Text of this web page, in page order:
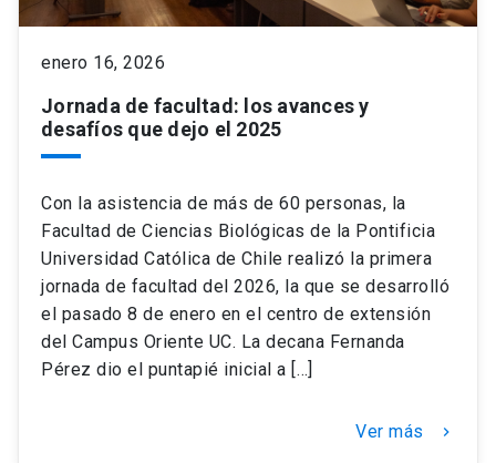
enero 16, 2026
Jornada de facultad: los avances y
desafíos que dejo el 2025
Con la asistencia de más de 60 personas, la
Facultad de Ciencias Biológicas de la Pontificia
Universidad Católica de Chile realizó la primera
jornada de facultad del 2026, la que se desarrolló
el pasado 8 de enero en el centro de extensión
del Campus Oriente UC. La decana Fernanda
Pérez dio el puntapié inicial a […]
Ver más keyboard_arrow_right